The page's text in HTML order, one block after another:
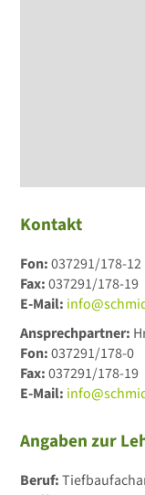
Kontakt
Fon:037291/178-12
Fax:037291/178-19
E-Mail:
Ansprechpartner:
Fon:037291/178-0
Fax:037291/178-19
E-Mail:
Angaben zur
Beruf: